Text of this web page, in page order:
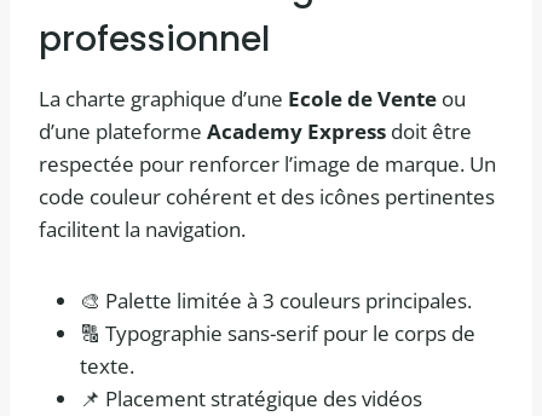
professionnel
La charte graphique d’une Ecole de Vente ou
d’une plateforme Academy Express doit être
respectée pour renforcer l’image de marque. Un
code couleur cohérent et des icônes pertinentes
facilitent la navigation.
🎨 Palette limitée à 3 couleurs principales.
🔠 Typographie sans-serif pour le corps de
texte.
📌 Placement stratégique des vidéos